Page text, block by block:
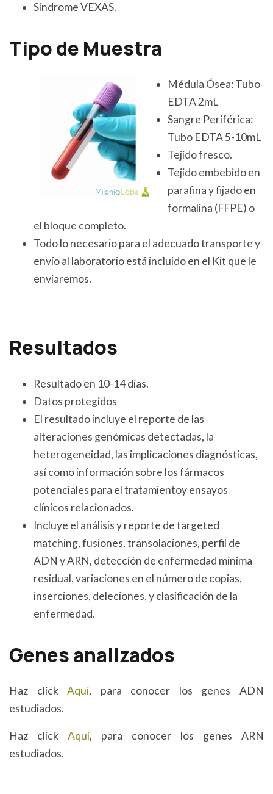
Síndrome VEXAS.
Tipo de Muestra
Médula Ósea: Tubo
EDTA 2mL
Sangre Periférica:
Tubo EDTA 5-10mL
Tejido fresco.
Tejido embebido en
parafina y fijado en
formalina (FFPE) o
el bloque completo.
Todo lo necesario para el adecuado transporte y
envío al laboratorio está incluido en el Kit que le
enviaremos.
Resultados
Resultado en 10-14 días.
Datos protegidos
El resultado incluye el reporte de las
alteraciones genómicas detectadas, la
heterogeneidad, las implicaciones diagnósticas,
así como información sobre los fármacos
potenciales para el tratamientoy ensayos
clínicos relacionados.
Incluye el análisis y reporte de targeted
matching, fusiones, transolaciones, perfil de
ADN y ARN, detección de enfermedad mínima
residual, variaciones en el número de copias,
inserciones, deleciones, y clasificación de la
enfermedad.
Genes analizados
Haz clickAquí, para conocer los genes ADN
estudiados.
Haz click Aquí, para conocer los genes ARN
estudiados.